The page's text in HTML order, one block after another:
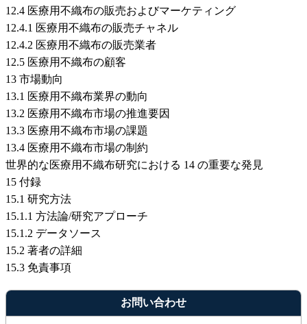
12.4 医療用不織布の販売およびマーケティング
12.4.1 医療用不織布の販売チャネル
12.4.2 医療用不織布の販売業者
12.5 医療用不織布の顧客
13 市場動向
13.1 医療用不織布業界の動向
13.2 医療用不織布市場の推進要因
13.3 医療用不織布市場の課題
13.4 医療用不織布市場の制約
世界的な医療用不織布研究における 14 の重要な発見
15 付録
15.1 研究方法
15.1.1 方法論/研究アプローチ
15.1.2 データソース
15.2 著者の詳細
15.3 免責事項
お問い合わせ